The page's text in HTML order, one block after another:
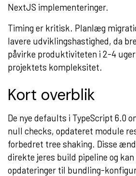
NextJS implementeringer.
Timing er kritisk. Planlæg
lavere udviklingshastighed, da
påvirke produktiviteten i 2-4
projektets kompleksitet.
Kort overblik
De nye defaults i TypeScript 6.0
null checks, opdateret module
forbedret tree shaking. Disse
direkte jeres build pipeline og
opdateringer til bundling-